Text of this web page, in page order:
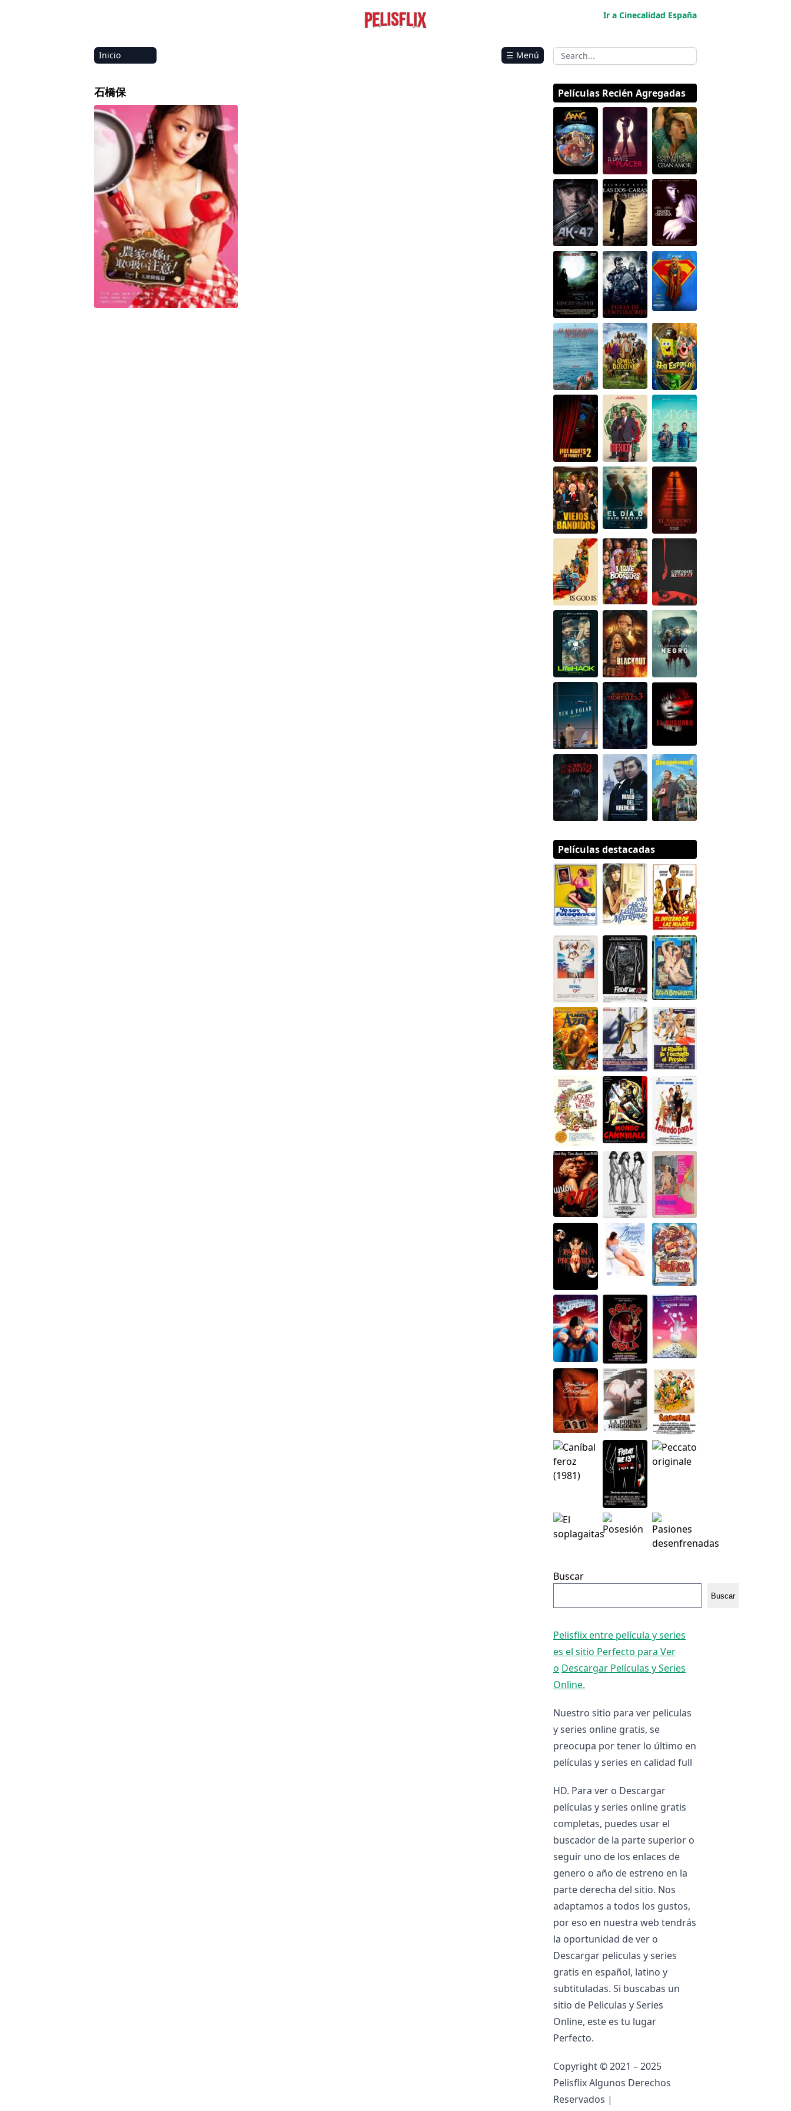
Ir a Cinecalidad España
Inicio
Netflix
Disney+
HBO-Max
Vivamax
Marvel
Vix+Original
Hulu
Apple tv+
DC
Peacock
☰ Menú
石橋保
The Farmer’s Bride Requires Care! Part 1: Angel Descends
Películas Recién Agregadas
Películas destacadas
Buscar
Buscar
Pelisflix entre película y series
es el sitio Perfecto para Ver
o Descargar Películas y Series
Online.
Nuestro sitio para ver peliculas
y series online gratis, se
preocupa por tener lo último en
películas y series en calidad full
HD. Para ver o Descargar
películas y series online gratis
completas, puedes usar el
buscador de la parte superior o
seguir uno de los enlaces de
genero o año de estreno en la
parte derecha del sitio. Nos
adaptamos a todos los gustos,
por eso en nuestra web tendrás
la oportunidad de ver o
Descargar peliculas y series
gratis en español, latino y
subtituladas. Si buscabas un
sitio de Peliculas y Series
Online, este es tu lugar
Perfecto.
Copyright © 2021 – 2025
Pelisflix Algunos Derechos
Reservados |